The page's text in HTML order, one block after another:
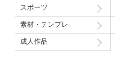
スポーツ
素材・テンプレ
成人作品